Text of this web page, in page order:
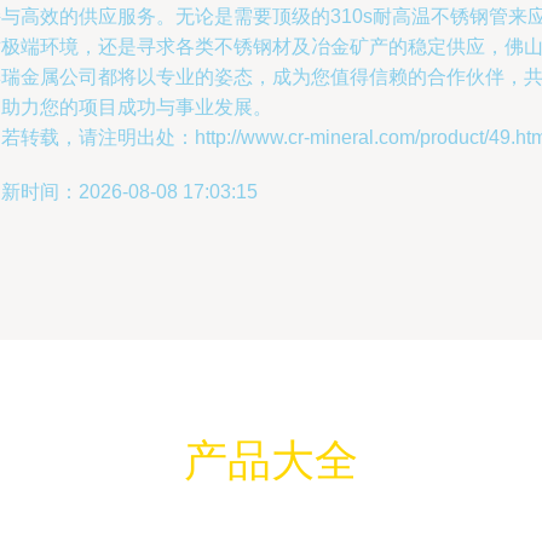
高效的供应服务。无论是需要顶级的310s耐高温不锈钢管来
端环境，还是寻求各类不锈钢材及冶金矿产的稳定供应，佛山
金属公司都将以专业的姿态，成为您值得信赖的合作伙伴，共
力您的项目成功与事业发展。
转载，请注明出处：http://www.cr-mineral.com/product/
时间：2026-08-08 17:03:15
产品大全